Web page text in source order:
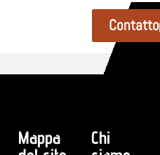
Contatto
Mappa
Chi